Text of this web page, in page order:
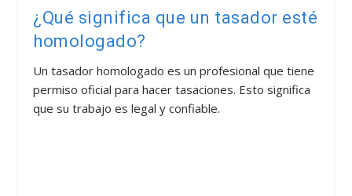
¿Qué significa que un tasador esté
homologado?
Un tasador homologado es un profesional que tiene
permiso oficial para hacer tasaciones. Esto significa
que su trabajo es legal y confiable.